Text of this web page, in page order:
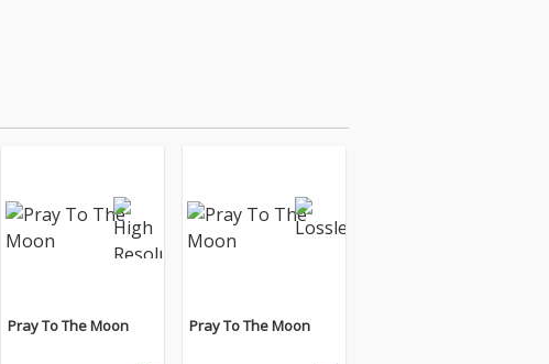
Pray To The Moon Pray To The Moon